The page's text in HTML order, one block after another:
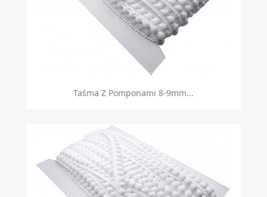
Taśma Z Pomponami 8-9mm...